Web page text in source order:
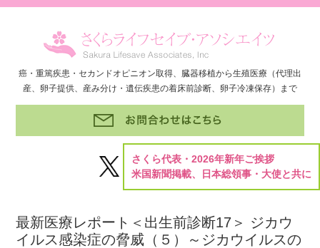
癌・重篤疾患・セカンドオピニオン取得、臓器移植から生殖医療（代理出
産、卵子提供、産み分け・遺伝疾患の着床前診断、卵子冷凍保存）まで
さくら代表・2026年新年ご挨拶
米国新聞掲載、日本総領事・大使と共に
最新医療レポート＜出生前診断17＞ ジカウ
イルス感染症の脅威（５）～ジカウイルスの